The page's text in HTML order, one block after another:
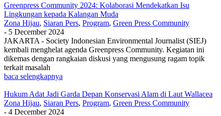
Greenpress Community 2024: Kolaborasi Mendekatkan Isu
Lingkungan kepada Kalangan Muda
Zona Hijau, Siaran Pers, Program, Green Press Community
- 5 December 2024
JAKARTA - Society Indonesian Environmental Journalist (SIEJ)
kembali menghelat agenda Greenpress Community. Kegiatan ini
dikemas dengan rangkaian diskusi yang mengusung ragam topik
terkait masalah
baca selengkapnya
Hukum Adat Jadi Garda Depan Konservasi Alam di Laut Wallacea
Zona Hijau, Siaran Pers, Program, Green Press Community
- 4 December 2024